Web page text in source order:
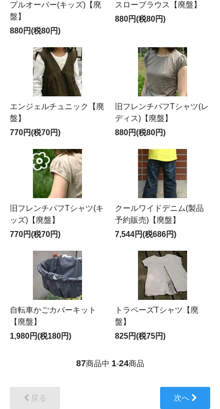
プルオーバー(キッズ)【廃
盤】
880円(税80円)
スローブラウス【廃盤】
880円(税80円)
エンジェルチュニック【廃
盤】
770円(税70円)
旧フレンチパフTシャツ(レ
ディス)【廃盤】
880円(税80円)
旧フレンチパフTシャツ(キ
ッズ)【廃盤】
770円(税70円)
クールワイドデニム(製品
予約販売)【廃盤】
7,544円(税686円)
自転車かごカバーキット
【廃盤】
1,980円(税180円)
トラペーズTシャツ【廃
盤】
825円(税75円)
87商品中 1-24商品
戻る 次へ